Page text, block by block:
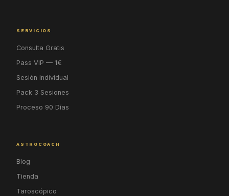
SERVICIOS
Consulta Gratis
Pass VIP — 1€
Sesión Individual
Pack 3 Sesiones
Proceso 90 Días
ASTROCOACH
Blog
Tienda
Taroscópico